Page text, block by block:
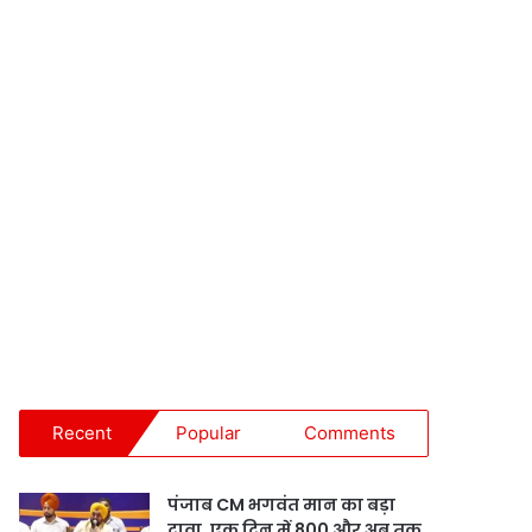
Recent Popular Comments
पंजाब CM भगवंत मान का बड़ा